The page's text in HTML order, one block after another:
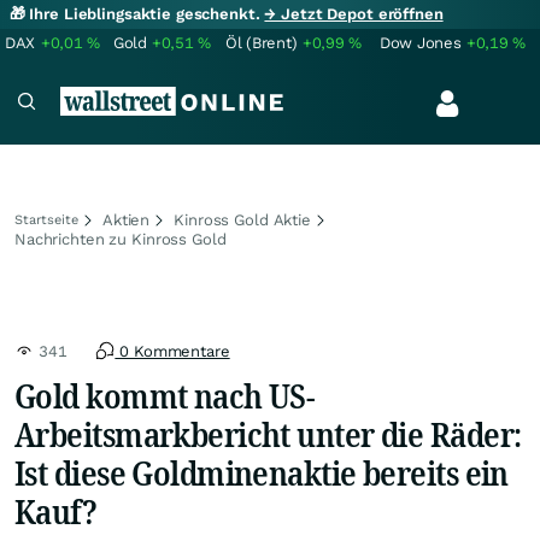
🎁 Ihre Lieblingsaktie geschenkt.→ Jetzt Depot eröffnen
DAX +0,01% Gold +0,51% Öl (Brent) +0,99% Dow Jones +0,19%
Startseite Aktien
Kinross Gold Aktie
Nachrichten zu Kinross Gold
341 0 Kommentare
Gold kommt nach US-
Arbeitsmarkbericht unter die Räder:
Ist diese Goldminenaktie bereits ein
Kauf?